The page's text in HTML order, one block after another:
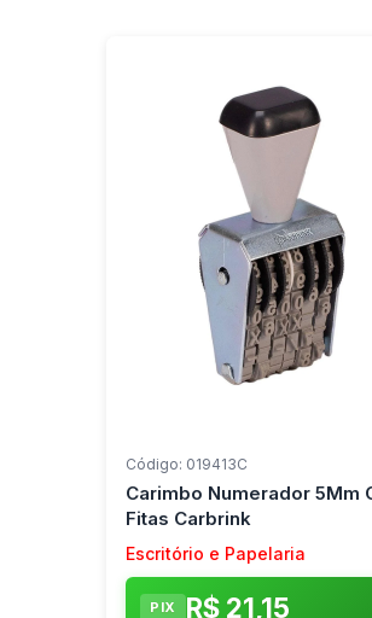
Código: 019413C
Carimbo Numerador 5Mm
Fitas Carbrink
Escritório e Papelaria
PIX R$ 21,15